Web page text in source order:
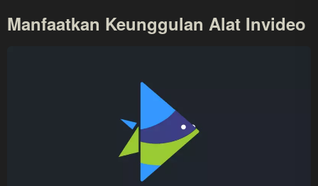
Manfaatkan Keunggulan Alat Invideo